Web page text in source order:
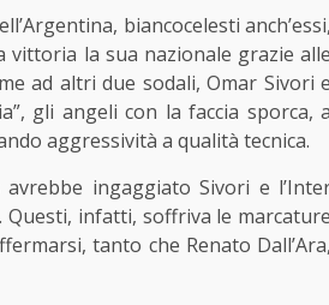
biancocelesti anch’essi,
vittoria la sua nazionale grazie alle
ad altri due sodali, Omar Sivori e
gli angeli con la faccia sporca, a
aggressività a qualità tecnica.
ingaggiato Sivori e
infatti, soffriva le marcature
tanto che Renato Dall’Ara,